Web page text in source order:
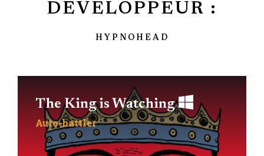
DÉVELOPPEUR :
HYPNOHEAD
The King is Watching
Auto-battler